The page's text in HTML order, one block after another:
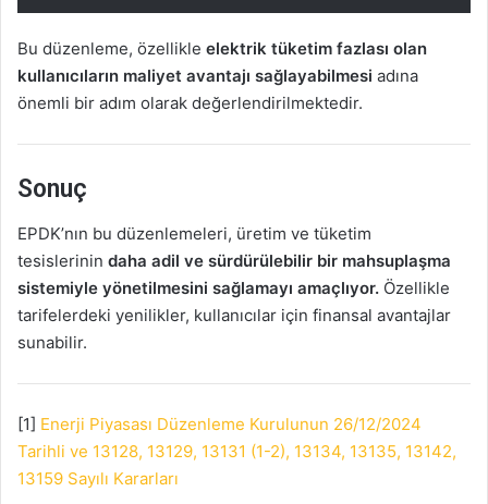
Bu düzenleme, özellikle elektrik tüketim fazlası olan
kullanıcıların maliyet avantajı sağlayabilmesi adına
önemli bir adım olarak değerlendirilmektedir.
Sonuç
EPDK’nın bu düzenlemeleri, üretim ve tüketim
tesislerinin daha adil ve sürdürülebilir bir mahsuplaşma
sistemiyle yönetilmesini sağlamayı amaçlıyor. Özellikle
tarifelerdeki yenilikler, kullanıcılar için finansal avantajlar
sunabilir.
[1] Enerji Piyasası Düzenleme Kurulunun 26/12/2024
Tarihli ve 13128, 13129, 13131 (1-2), 13134, 13135, 13142,
13159 Sayılı Kararları